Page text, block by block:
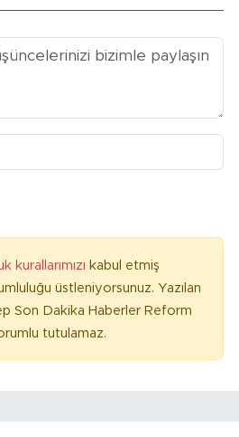
kurallarımızı kabul etmiş
üstleniyorsunuz. Yazılan
Son Dakika Haberler Reform
tutulamaz.